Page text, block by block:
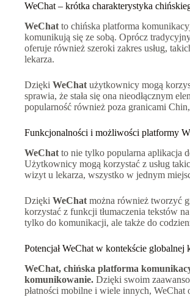
WeChat – krótka charakterystyka
WeChat to chińska platforma
komunikują się ze sobą. Oprócz
oferuje również szeroki zakres usług,
lekarza.
Dzięki WeChat użytkownicy mogą
sprawia, że stała się ona nieodłącznym
popularność również poza granicami
Funkcjonalności i możliwości platformy
WeChat to nie tylko popularna aplikacja
Użytkownicy mogą korzystać z usług
wizyt u lekarza, wszystko w jednym
Dzięki WeChat można również tworzyć
korzystać z funkcji tłumaczenia tekstów
tylko do komunikacji, ale także do
Potencjał WeChat w kontekście globalnej
WeChat, chińska platforma
komunikowanie. Dzięki swoim
płatności mobilne i wiele innych,